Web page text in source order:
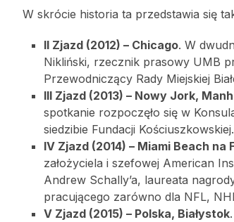
W skrócie historia ta przedstawia się
II Zjazd (2012) – Chicago. W
Nikliński, rzecznik prasowy UMB
Przewodniczący Rady Miejskiej
III Zjazd (2013) – Nowy Jork,
spotkanie rozpoczęło się w
siedzibie Fundacji Kościuszkowskiej.
IV Zjazd (2014) – Miami Beach na
założyciela i szefowej American
Andrew Schally’a, laureata
pracującego zarówno dla NFL,
V Zjazd (2015) – Polska, Białystok